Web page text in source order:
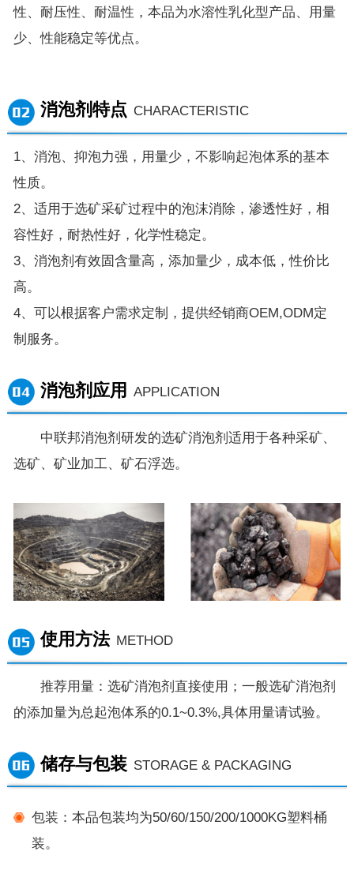
性、耐压性、耐温性，本品为水溶性乳化型产品、用量
少、性能稳定等优点。
消泡剂特点 CHARACTERISTIC
1、消泡、抑泡力强，用量少，不影响起泡体系的基本
性质。
2、适用于选矿采矿过程中的泡沫消除，渗透性好，相
容性好，耐热性好，化学性稳定。
3、消泡剂有效固含量高，添加量少，成本低，性价比
高。
4、可以根据客户需求定制，提供经销商OEM,ODM定
制服务。
消泡剂应用 APPLICATION
中联邦消泡剂研发的选矿消泡剂适用于各种采矿、
选矿、矿业加工、矿石浮选。
使用方法 METHOD
推荐用量：选矿消泡剂直接使用；一般选矿消泡剂
的添加量为总起泡体系的0.1~0.3%,具体用量请试验。
储存与包装 STORAGE & PACKAGING
包装：本品包装均为50/60/150/200/1000KG塑料桶
装。